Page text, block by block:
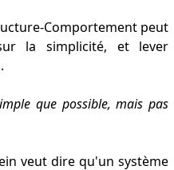
Comportement peut
la simplicité, et lever
que possible, mais pas
veut dire qu'un système